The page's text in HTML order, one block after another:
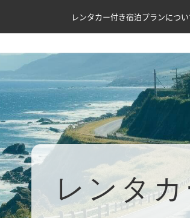
レンタカー付き宿泊プランについ
レンタ